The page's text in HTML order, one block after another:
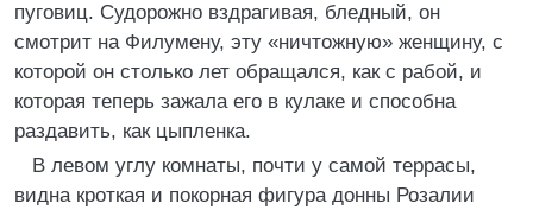
пуговиц. Судорожно вздрагивая, бледный, он
смотрит на Филумену, эту «ничтожную» женщину, с
которой он столько лет обращался, как с рабой, и
которая теперь зажала его в кулаке и способна
раздавить, как цыпленка.
В левом углу комнаты, почти у самой террасы,
видна кроткая и покорная фигура донны Розалии